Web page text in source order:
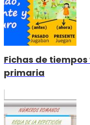
Fichas de
primaria